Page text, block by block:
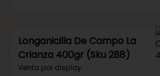
Longanicilla De Campo La
Crianza 400gr (Sku 288)
Venta por display.